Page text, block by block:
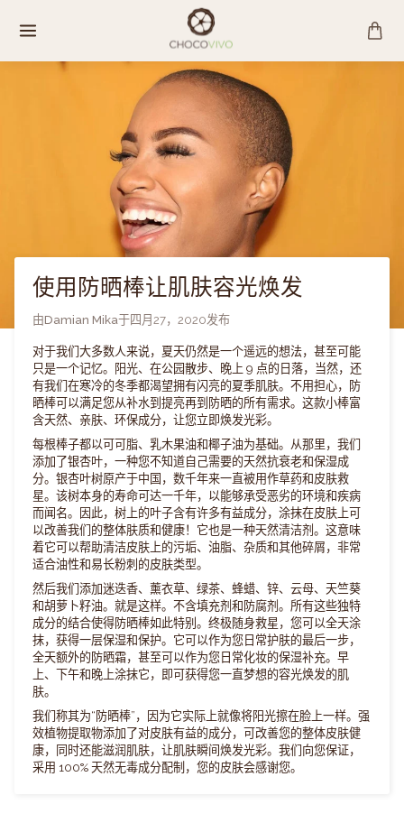
容
使用防晒棒让肌肤容光焕发
由Damian Mika于四月27，2020发布
对于我们大多数人来说，夏天仍然是一个遥远的想法，甚至可能
只是一个记忆。阳光、在公园散步、晚上 9 点的日落，当然，还
有我们在寒冷的冬季都渴望拥有闪亮的夏季肌肤。不用担心，防
晒棒可以满足您从补水到提亮再到防晒的所有需求。这款小棒富
含天然、亲肤、环保成分，让您立即焕发光彩。
每根棒子都以可可脂、乳木果油和椰子油为基础。从那里，我们
添加了银杏叶，一种您不知道自己需要的天然抗衰老和保湿成
分。银杏叶树原产于中国，数千年来一直被用作草药和皮肤救
星。该树本身的寿命可达一千年，以能够承受恶劣的环境和疾病
而闻名。因此，树上的叶子含有许多有益成分，涂抹在皮肤上可
以改善我们的整体肤质和健康！它也是一种天然清洁剂。这意味
着它可以帮助清洁皮肤上的污垢、油脂、杂质和其他碎屑，非常
适合油性和易长粉刺的皮肤类型。
然后我们添加迷迭香、薰衣草、绿茶、蜂蜡、锌、云母、天竺葵
和胡萝卜籽油。就是这样。不含填充剂和防腐剂。所有这些独特
成分的结合使得防晒棒如此特别。终极随身救星，您可以全天涂
抹，获得一层保湿和保护。它可以作为您日常护肤的最后一步，
全天额外的防晒霜，甚至可以作为您日常化妆的保湿补充。早
上、下午和晚上涂抹它，即可获得您一直梦想的容光焕发的肌
肤。
我们称其为“防晒棒”，因为它实际上就像将阳光擦在脸上一样。强
效植物提取物添加了对皮肤有益的成分，可改善您的整体皮肤健
康，同时还能滋润肌肤，让肌肤瞬间焕发光彩。我们向您保证，
采用 100% 天然无毒成分配制，您的皮肤会感谢您。